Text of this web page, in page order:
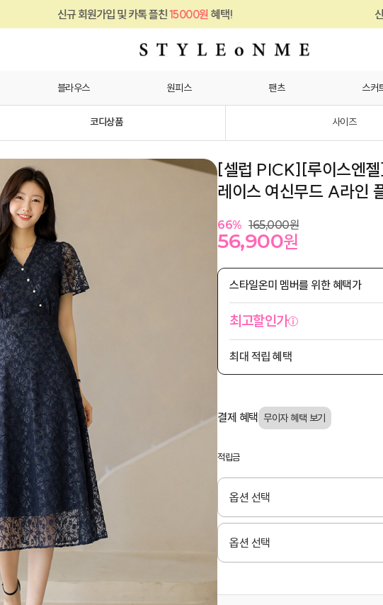
회원가입 및 카톡 플친15000원 혜택! 신규 회원가입 및 카
블라우스 원피스 팬츠 스커
코디상품 사이즈
[셀럽 PICK][루이스엔젤
레이스 여신무드 A라인
66% 165,000원
56,900원
스타일온미 멤버를 위한 혜택가
최고할인가
최대 적립 혜택
결제 혜택
적립금